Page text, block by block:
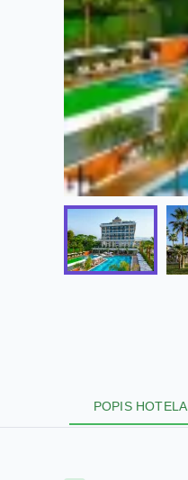
POPIS HOTELA